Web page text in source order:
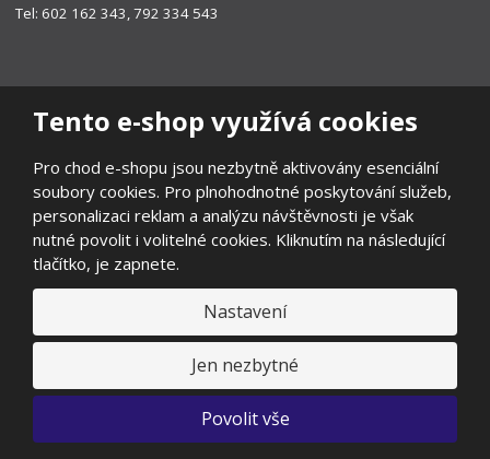
Tento e-shop využívá cookies
Pro chod e-shopu jsou nezbytně aktivovány esenciální
soubory cookies. Pro plnohodnotné poskytování služeb,
personalizaci reklam a analýzu návštěvnosti je však
nutné povolit i volitelné cookies. Kliknutím na následující
tlačítko, je zapnete.
Nastavení
Jen nezbytné
Povolit vše
Tel: 602 162 343, 792 334 543
Prohlášení o přístupnosti|Ochrana osobních údajů|Mapa stránek
Všeobecné obchodní podmínky|Ochrana oznamovatelů
Odstoupení od smlouvy